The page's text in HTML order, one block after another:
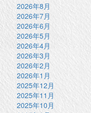
2026年8月
2026年7月
2026年6月
2026年5月
2026年4月
2026年3月
2026年2月
2026年1月
2025年12月
2025年11月
2025年10月